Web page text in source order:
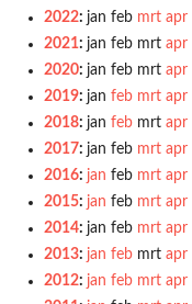
2022: jan feb mrt apr
2021: jan feb mrt apr
2020: jan feb mrt apr
2019: jan feb mrt apr
2018: jan feb mrt apr
2017: jan feb mrt apr
2016: jan feb mrt apr
2015: jan feb mrt apr
2014: jan feb mrt apr
2013: jan feb mrt apr
2012: jan feb mrt apr